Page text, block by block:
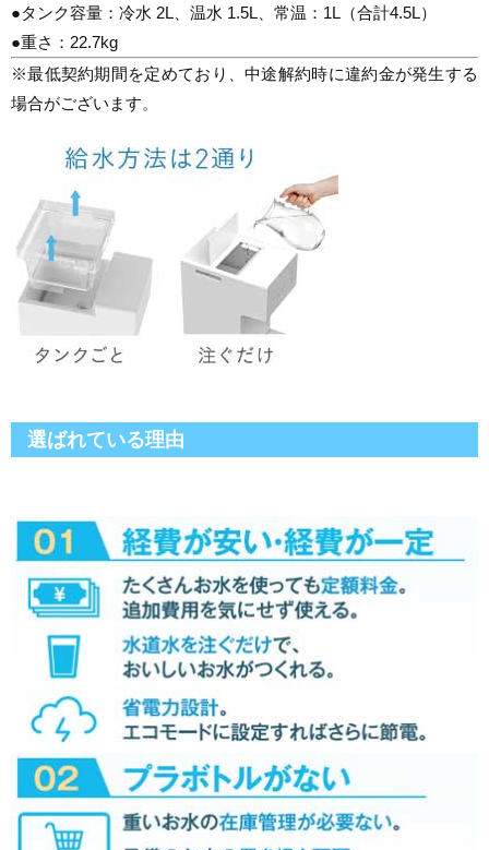
●タンク容量：冷水 2L、温水 1.5L、常温：1L（合計4.5L）
●重さ：22.7kg
※最低契約期間を定めており、中途解約時に違約金が発生する
場合がございます。
選ばれている理由